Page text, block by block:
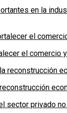
en la
el comercio